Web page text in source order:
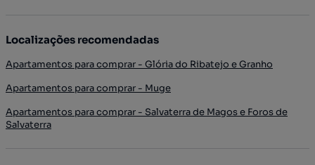
Localizações recomendadas
Apartamentos para comprar - Glória do Ribatejo e Granho
Apartamentos para comprar - Muge
Apartamentos para comprar - Salvaterra de Magos e Foros de
Salvaterra